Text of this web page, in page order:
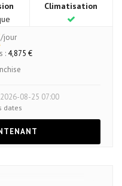
Climatisation
/jour
: 4,875 €
08-25 07:00
dates